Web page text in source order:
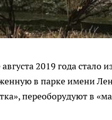
августа 2019 года
в парке имени
переоборудуют в